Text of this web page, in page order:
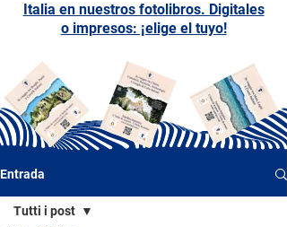
Italia en nuestros fotolibros. Digitales
o impresos: ¡elige el tuyo!
Entrada
Tutti i post